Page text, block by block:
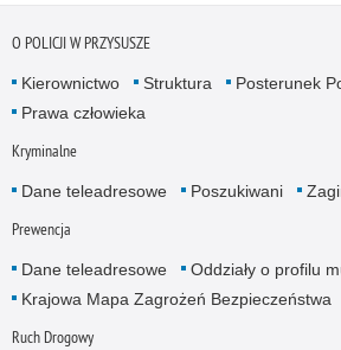
O POLICJI W PRZYSUSZE
Kierownictwo Struktura
Posterunek
Prawa człowieka
Kryminalne
Dane teleadresowe Poszukiwani
Prewencja
Dane teleadresowe
Oddziały o profilu
Krajowa Mapa Zagrożeń Bezpieczeństwa
Ruch Drogowy